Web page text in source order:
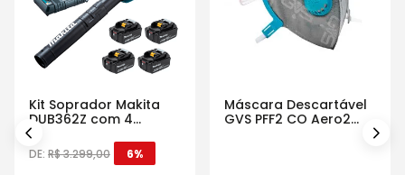
Kit Soprador Makita
DUB362Z com 4
Baterias Carregador e
Maleta
DE: R$3.299,00 6%
Máscara Descartável
GVS PFF2 CO Aero2